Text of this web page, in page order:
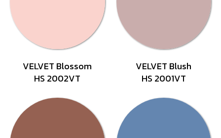
VELVET Blossom
HS 2002VT
VELVET Blush
HS 2001VT